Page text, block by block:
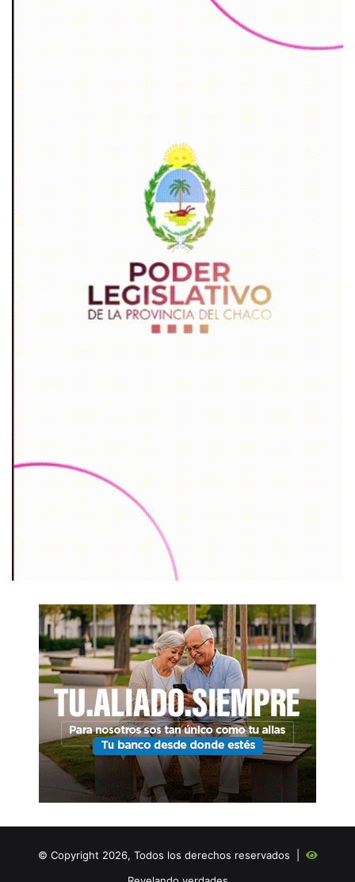
© Copyright 2026, Todos los derechos reservados |